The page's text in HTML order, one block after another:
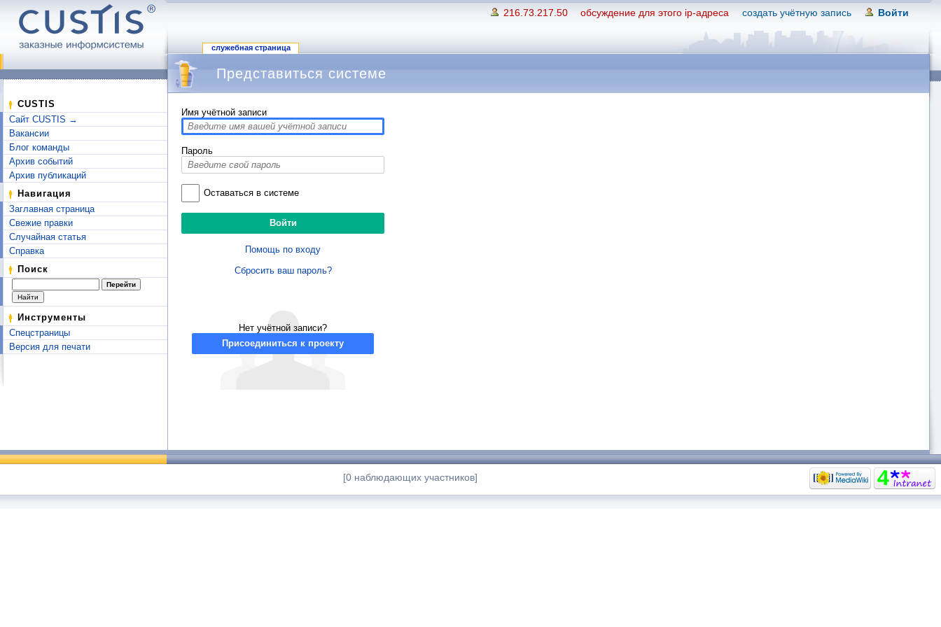
216.73.217.50 обсуждение для этого ip-адреса создать учётную запись Войти
служебная страница
CUSTIS
Сайт CUSTIS →
Вакансии
Блог команды
Архив событий
Архив публикаций
Навигация
Заглавная страница
Свежие правки
Случайная статья
Справка
Поиск
Инструменты
Спецстраницы
Версия для печати
Представиться системе
Имя учётной записи
Пароль
Оставаться в системе
Помощь по входу
Сбросить ваш пароль?
Нет учётной записи?
Присоединиться к проекту
[0 наблюдающих участников]